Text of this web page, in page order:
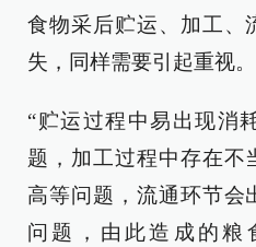
食物采后贮运、加工、
失，同样需要引起重视。
“贮运过程中易出现消
题，加工过程中存在不
高等问题，流通环节会
问题，由此造成的粮